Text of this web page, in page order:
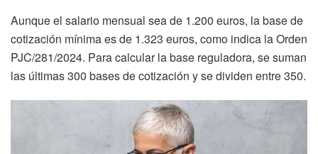
Aunque el salario mensual sea de 1.200 euros, la base de
cotización mínima es de 1.323 euros, como indica la Orden
PJC/281/2024. Para calcular la base reguladora, se suman
las últimas 300 bases de cotización y se dividen entre 350.